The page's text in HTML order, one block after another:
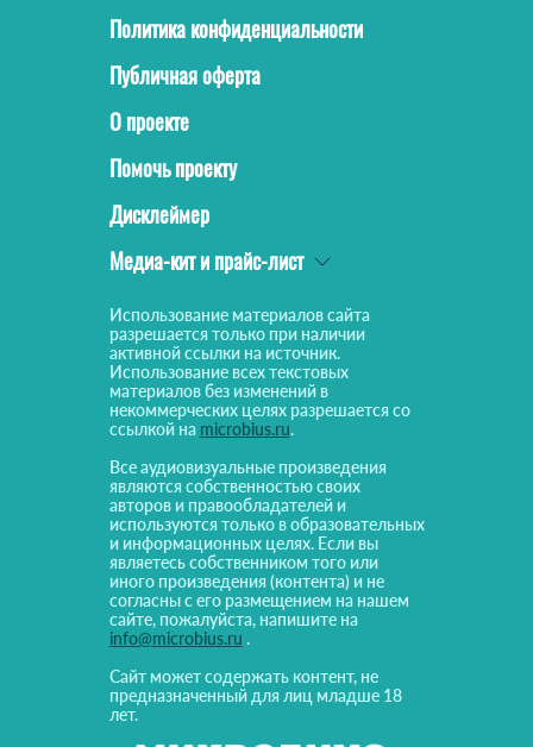
Политика конфиденциальности
Публичная оферта
О проекте
Помочь проекту
Дисклеймер
Медиа-кит и прайс-лист
Использование материалов сайта
разрешается только при наличии
активной ссылки на источник.
Использование всех текстовых
материалов без изменений в
некоммерческих целях разрешается со
ссылкой на microbius.ru.
Все аудиовизуальные произведения
являются собственностью своих
авторов и правообладателей и
используются только в образовательных
и информационных целях. Если вы
являетесь собственником того или
иного произведения (контента) и не
согласны с его размещением на нашем
сайте, пожалуйста, напишите на
info@microbius.ru .
Сайт может содержать контент, не
предназначенный для лиц младше 18
лет.